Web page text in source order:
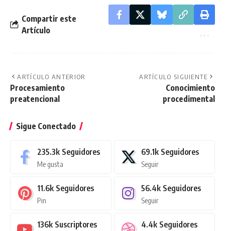
Compartir este
Artículo
ARTÍCULO ANTERIOR
Procesamiento
preatencional
ARTÍCULO SIGUIENTE
Conocimiento
procedimental
Sigue Conectado
235.3k Seguidores
Me gusta
69.1k Seguidores
Seguir
11.6k Seguidores
Pin
56.4k Seguidores
Seguir
136k Suscriptores 4.4k Seguidores